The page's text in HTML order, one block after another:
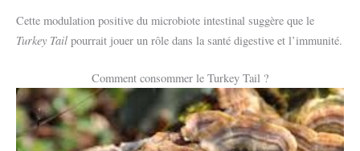
Cette modulation positive du microbiote intestinal suggère que le
Turkey Tail pourrait jouer un rôle dans la santé digestive et l’immunité.​
Comment consommer le Turkey Tail ?